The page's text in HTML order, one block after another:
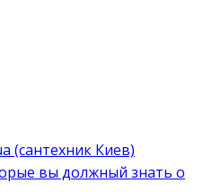
(сантехник Киев)
вы должный знать о